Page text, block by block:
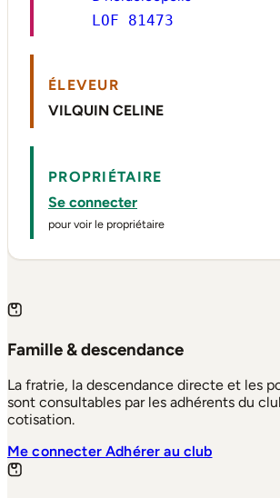
LOF 81473
ÉLEVEUR
VILQUIN CELINE
PROPRIÉTAIRE
Se connecter
pour voir le propriétaire
Famille & descendance
La fratrie, la descendance directe et les
sont consultables par les adhérents du
cotisation.
Me connecterAdhérer au club